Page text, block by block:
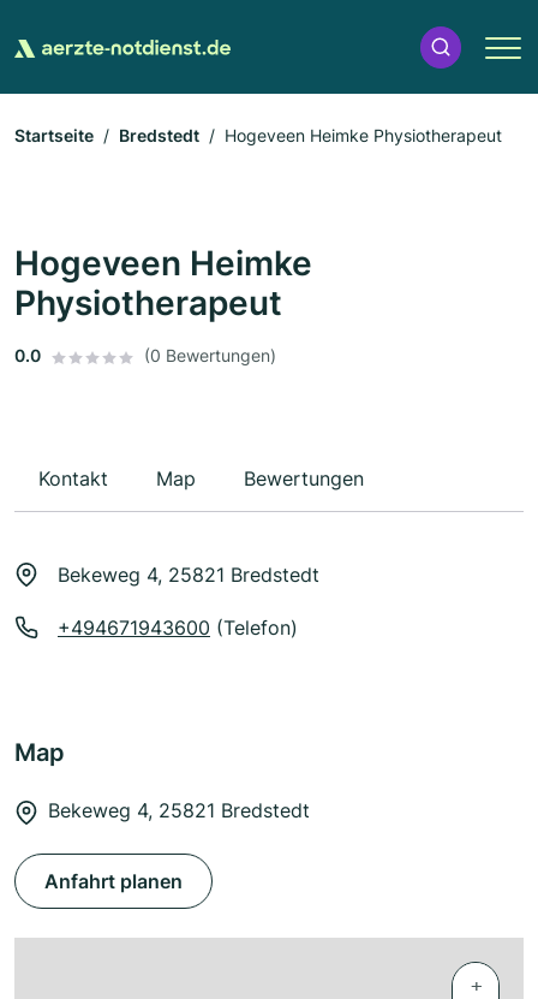
Startseite Bredstedt Hogeveen Heimke Physiotherapeut
Hogeveen Heimke
Physiotherapeut
0.0 (0 Bewertungen)
Kontakt Map Bewertungen
Bekeweg 4, 25821 Bredstedt
+494671943600 (Telefon)
Map
Bekeweg 4, 25821 Bredstedt
Anfahrt planen
+